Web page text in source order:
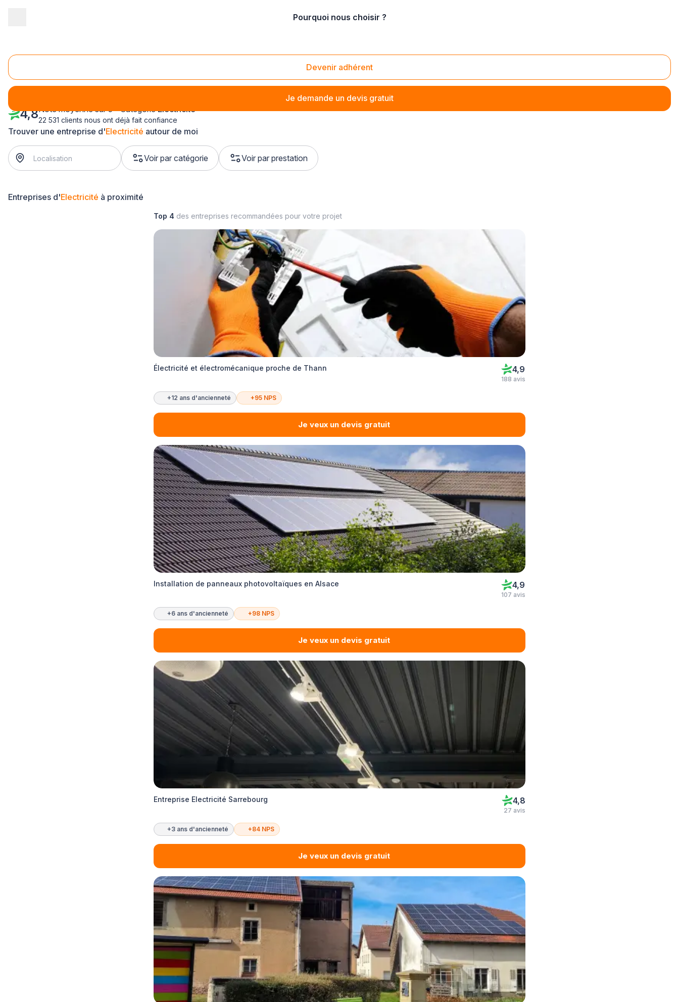
Pourquoi nous choisir ?
Devenir adhérent
Je demande un devis gratuit
Electricité Saint-Dié-des-Vosges (88100)
Trouver une entreprise d'Electricité autour de moi
Voir par catégorie Voir par prestation
4,8Note moyenne sur 5 - CatégorieElectricité
22 531 clients nous ont déjà fait confiance
Entreprises d'Electricité à proximité
Top 4 des entreprises recommandées pour votre projet
Électricité et électromécanique proche de Thann 4,9
188 avis
+12 ans d'ancienneté +95 NPS
Je veux un devis gratuit
Installation de panneaux photovoltaïques en Alsace 4,9
107 avis
+6 ans d'ancienneté +98 NPS
Je veux un devis gratuit
Entreprise Electricité Sarrebourg 4,8
27 avis
+3 ans d'ancienneté +84 NPS
Je veux un devis gratuit